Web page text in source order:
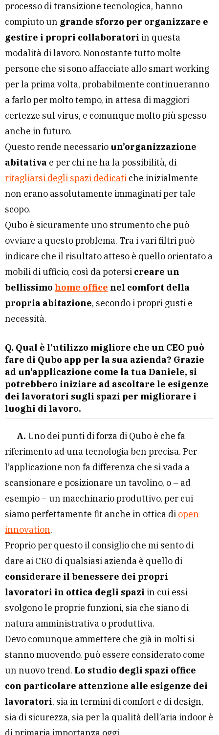
processo di transizione tecnologica, hanno
compiuto un grande sforzo per organizzare e
gestire i propri collaboratori in questa
modalità di lavoro. Nonostante tutto molte
persone che si sono affacciate allo smart working
per la prima volta, probabilmente continueranno
a farlo per molto tempo, in attesa di maggiori
certezze sul virus, e comunque molto più spesso
anche in futuro.
Questo rende necessario un’organizzazione
abitativa e per chi ne ha la possibilità, di
ritagliarsi degli spazi dedicati che inizialmente
non erano assolutamente immaginati per tale
scopo.
Qubo è sicuramente uno strumento che può
ovviare a questo problema. Tra i vari filtri può
indicare che il risultato atteso è quello orientato a
mobili di ufficio, così da potersi creare un
bellissimo home office nel comfort della
propria abitazione, secondo i propri gusti e
necessità.
Q. Qual è l’utilizzo migliore che un CEO può
fare di Qubo app per la sua azienda? Grazie
ad un’applicazione come la tua Daniele, si
potrebbero iniziare ad ascoltare le esigenze
dei lavoratori sugli spazi per migliorare i
luoghi di lavoro.
A. Uno dei punti di forza di Qubo è che fa
riferimento ad una tecnologia ben precisa. Per
l’applicazione non fa differenza che si vada a
scansionare e posizionare un tavolino, o – ad
esempio – un macchinario produttivo, per cui
siamo perfettamente fit anche in ottica di open
innovation.
Proprio per questo il consiglio che mi sento di
dare ai CEO di qualsiasi azienda è quello di
considerare il benessere dei propri
lavoratori in ottica degli spazi in cui essi
svolgono le proprie funzioni, sia che siano di
natura amministrativa o produttiva.
Devo comunque ammettere che già in molti si
stanno muovendo, può essere considerato come
un nuovo trend. Lo studio degli spazi office
con particolare attenzione alle esigenze dei
lavoratori, sia in termini di comfort e di design,
sia di sicurezza, sia per la qualità dell’aria indoor è